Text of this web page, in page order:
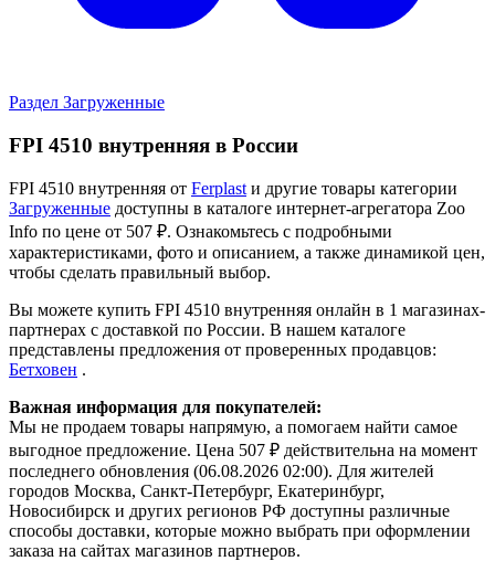
Раздел Загруженные
FPI 4510 внутренняя в России
FPI 4510 внутренняя от Ferplast и другие товары категории
Загруженные доступны в каталоге интернет-агрегатора Zoo
Info по цене от 507 ₽. Ознакомьтесь с подробными
характеристиками, фото и описанием, а также динамикой цен,
чтобы сделать правильный выбор.
Вы можете купить FPI 4510 внутренняя онлайн в 1 магазинах-
партнерах с доставкой по России. В нашем каталоге
представлены предложения от проверенных продавцов:
Бетховен .
Важная информация для покупателей:
Мы не продаем товары напрямую, а помогаем найти самое
выгодное предложение. Цена 507 ₽ действительна на момент
последнего обновления (06.08.2026 02:00). Для жителей
городов Москва, Санкт-Петербург, Екатеринбург,
Новосибирск и других регионов РФ доступны различные
способы доставки, которые можно выбрать при оформлении
заказа на сайтах магазинов партнеров.